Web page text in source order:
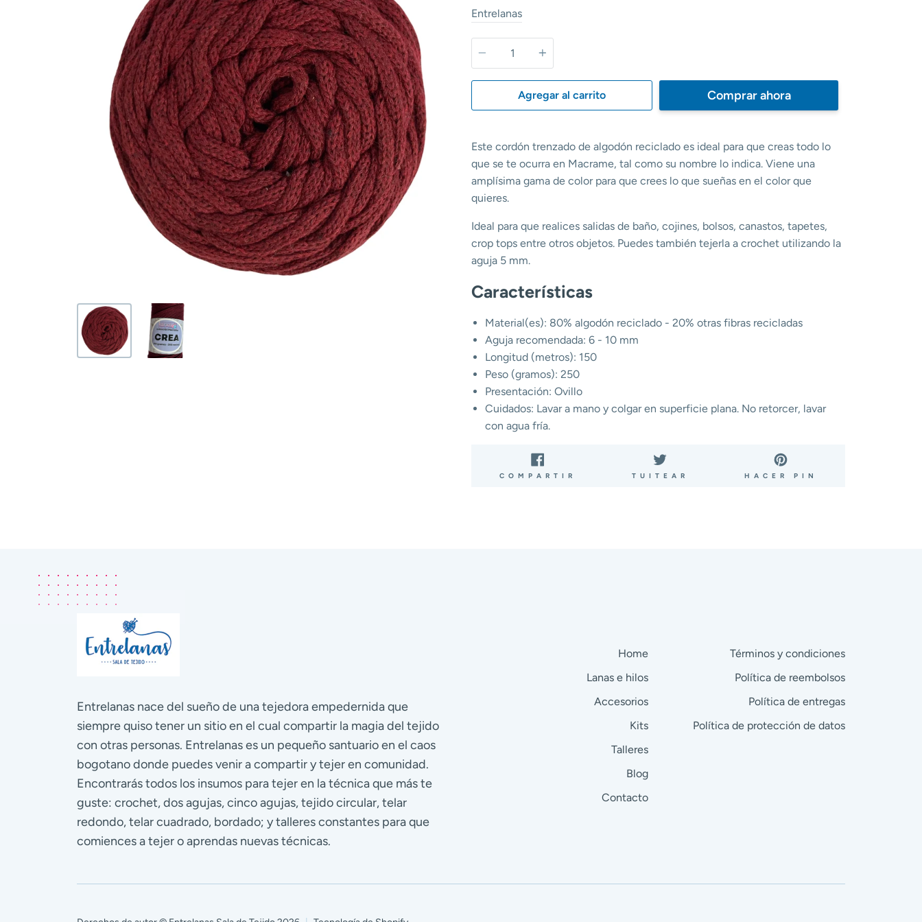
Entrelanas
Cantidad
Agregar al carrito Comprar ahora
Este cordón trenzado de algodón reciclado es ideal para que creas todo lo
que se te ocurra en Macrame, tal como su nombre lo indica. Viene una
amplísima gama de color para que crees lo que sueñas en el color que
quieres.
Ideal para que realices salidas de baño, cojines, bolsos, canastos, tapetes,
crop tops entre otros objetos. Puedes también tejerla a crochet utilizando la
aguja 5 mm.
Características
Material(es): 80% algodón reciclado - 20% otras fibras recicladas
Aguja recomendada: 6 - 10 mm
Longitud (metros): 150
Peso (gramos): 250
Presentación: Ovillo
Cuidados: Lavar a mano y colgar en superficie plana. No retorcer, lavar
con agua fría.
COMPARTIR
COMPARTIRTUITEAR
TUITEARHACER PIN
Entrelanas nace del sueño de una tejedora empedernida que
siempre quiso tener un sitio en el cual compartir la magia del tejido
con otras personas. Entrelanas es un pequeño santuario en el caos
bogotano donde puedes venir a compartir y tejer en comunidad.
Encontrarás todos los insumos para tejer en la técnica que más te
guste: crochet, dos agujas, cinco agujas, tejido circular, telar
redondo, telar cuadrado, bordado; y talleres constantes para que
comiences a tejer o aprendas nuevas técnicas.
Home
Lanas e hilos
Accesorios
Kits
Talleres
Blog
Contacto
Términos y condiciones
Política de reembolsos
Política de entregas
Política de protección de datos